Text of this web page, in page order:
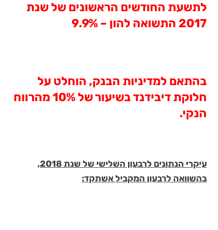
לתשעת החודשים הראשונים של שנת
2017 התשואה להון – 9.9%
בהתאם למדיניות הבנק, הוחלט על
חלוקת דיבידנד בשיעור של 10% מהרווח
הנקי.
עיקרי הנתונים לרבעון השלישי של שנת 2018,
בהשוואה לרבעון המקביל אשתקד: